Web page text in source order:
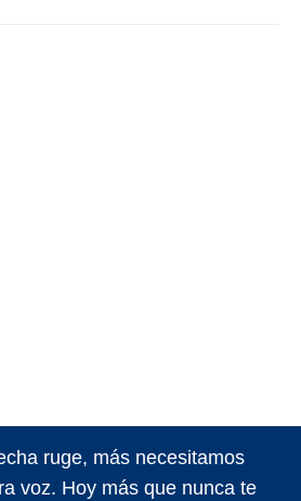
ruge, más necesitamos
voz. Hoy más que nunca te